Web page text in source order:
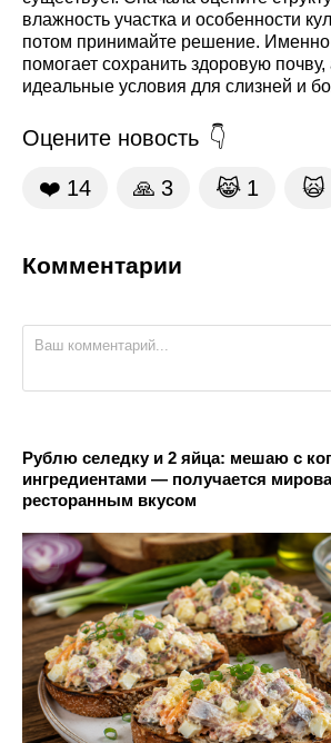
влажность участка и особенности
потом принимайте решение. Именно
помогает сохранить здоровую почву,
идеальные условия для слизней и
Оцените новость
❤️ 14 🙏 3 😹 1 🙀
Комментарии
Рублю селедку и 2 яйца: мешаю с
ингредиентами — получается
ресторанным вкусом